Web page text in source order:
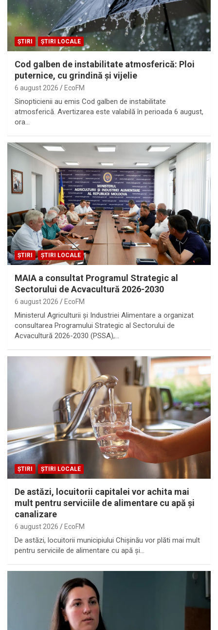
ȘTIRI ȘTIRI LOCALE
Cod galben de instabilitate atmosferică: Ploi
puternice, cu grindină și vijelie
6 august 2026 EcoFM
Sinopticienii au emis Cod galben de instabilitate
atmosferică. Avertizarea este valabilă în perioada 6 august,
ora…
ȘTIRI ȘTIRI LOCALE
MAIA a consultat Programul Strategic al
Sectorului de Acvacultură 2026-2030
6 august 2026 EcoFM
Ministerul Agriculturii și Industriei Alimentare a organizat
consultarea Programului Strategic al Sectorului de
Acvacultură 2026-2030 (PSSA),…
ȘTIRI ȘTIRI LOCALE
De astăzi, locuitorii capitalei vor achita mai
mult pentru serviciile de alimentare cu apă și
canalizare
6 august 2026 EcoFM
De astăzi, locuitorii municipiului Chișinău vor plăti mai mult
pentru serviciile de alimentare cu apă și…